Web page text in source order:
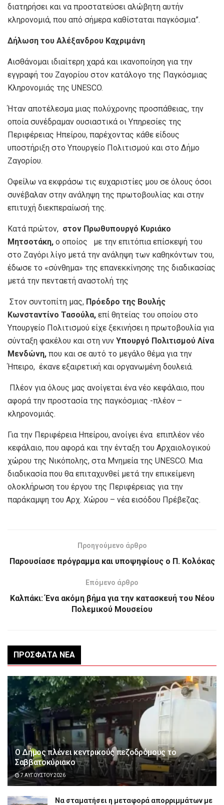
διατηρήσει και να προστατεύσει αλώβητη αυτήν
κληρονομιά, που από σήμερα καθίσταται παγκόσμια”.
Δήλωση του Αλέξανδρου Καχριμάνη
Αισθάνομαι ιδιαίτερη χαρά και ικανοποίηση για την
εγγραφή του Ζαγορίου στον κατάλογο της Παγκόσμιας
Κληρονομιάς της UNESCO.
Ήταν αποτέλεσμα μιας πολύχρονης προσπάθειας, την
οποία συνέδραμαν ουσιαστικά οι Υπηρεσίες της
Περιφέρειας Ηπείρου, παρέχοντας κάθε είδους
υποστήριξη στο Υπουργείο Πολιτισμού και στο Δήμο
Ζαγορίου.
Οφείλω να εκφράσω τις ευχαριστίες μου σε όλους όσοι
συνέβαλαν στην ανάληψη της πρωτοβουλίας και στην
επιτυχή διεκπεραίωσή της.
Κατά πρώτον, στον Πρωθυπουργό Κυριάκο
Μητσοτάκη, ο οποίος με την επιτόπια επίσκεψή του
στο Ζαγόρι λίγο μετά την ανάληψη των καθηκόντων του,
έδωσε το «σύνθημα» της επανεκκίνησης της διαδικασίας
μετά την πενταετή αναστολή της
Στον συντοπίτη μας, Πρόεδρο της Βουλής
Κωνσταντίνο Τασούλα, επί θητείας του οποίου στο
Υπουργείο Πολιτισμού είχε ξεκινήσει η πρωτοβουλία για
σύνταξη φακέλου και στη νυν Υπουργό Πολιτισμού Λίνα
Μενδώνη, που και σε αυτό το μεγάλο θέμα για την
Ήπειρο, έκανε εξαιρετική και οργανωμένη δουλειά.
Πλέον για όλους μας ανοίγεται ένα νέο κεφάλαιο, που
αφορά την προστασία της παγκόσμιας -πλέον –
κληρονομιάς.
Για την Περιφέρεια Ηπείρου, ανοίγει ένα επιπλέον νέο
κεφάλαιο, που αφορά και την ένταξη του Αρχαιολογικού
χώρου της Νικόπολης, στα Μνημεία της UNESCO. Μια
διαδικασία που θα επιταχυνθεί μετά την επικείμενη
ολοκλήρωση του έργου της Περιφέρειας για την
παράκαμψη του Αρχ. Χώρου – νέα εισόδου Πρέβεζας.
Προηγούμενο άρθρο
Παρουσίασε πρόγραμμα και υποψηφίους o Π. Κολόκας
Επόμενο άρθρο
Καλπάκι: Ένα ακόμη βήμα για την κατασκευή του Νέου
Πολεμικού Μουσείου
ΠΡΌΣΦΑΤΑ ΝΈΑ
Ο Δήμος πλένει κεντρικούς πεζοδρόμους το
Σαββατοκύριακο
7 ΑΥΓΟΎΣΤΟΥ 2026
Να σταματήσει η μεταφορά απορριμμάτων με